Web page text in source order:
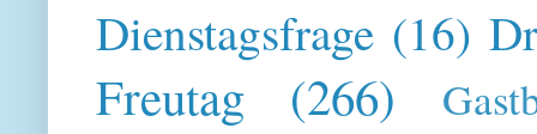
Dienstagsfrage (16)
Freutag (266)